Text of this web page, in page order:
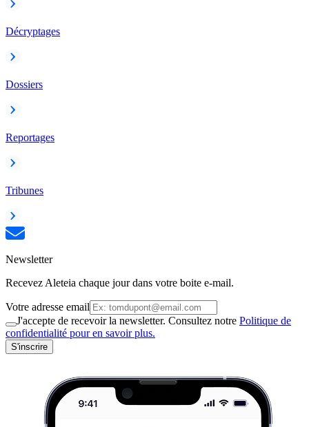
Décryptages
Dossiers
Reportages
Tribunes
Newsletter
Recevez Aleteia chaque jour dans votre boite e-mail.
Votre adresse email
J'accepte de recevoir la newsletter. Consultez notre Politique de
confidentialité pour en savoir plus.
S'inscrire